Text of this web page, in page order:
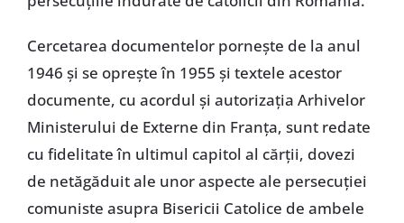
Cercetarea documentelor pornește de la anul
1946 și se oprește în 1955 și textele acestor
documente, cu acordul și autorizația Arhivelor
Ministerului de Externe din Franța, sunt redate
cu fidelitate în ultimul capitol al cărții, dovezi
de netăgăduit ale unor aspecte ale persecuției
comuniste asupra Bisericii Catolice de ambele